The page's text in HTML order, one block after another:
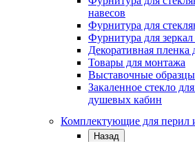
навесов
Фурнитура для
Фурнитура для
Декоративная пленка
Товары для монтажа
Выставочные образцы
Закаленное стекло
душевых кабин
Комплектующие для перил
Назад